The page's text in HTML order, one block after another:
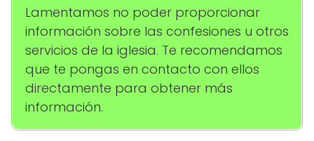
Lamentamos no poder proporcionar
información sobre las confesiones u otros
servicios de la iglesia. Te recomendamos
que te pongas en contacto con ellos
directamente para obtener más
información.